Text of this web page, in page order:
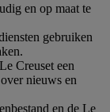
en op maat te
gebruiken
Creuset een
nieuws en
en de Le